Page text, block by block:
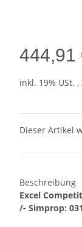
444,91
inkl. 19% USt. ,
Dieser Artikel
Beschreibung
Excel
/- Simprop: